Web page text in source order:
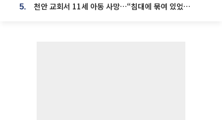
5. 천안 교회서 11세 아동 사망…“침대에 묶여 있었다” 진술 확보